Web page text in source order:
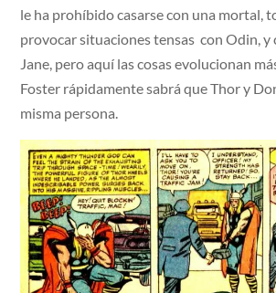
le ha prohíbido casarse con una mortal,
provocar situaciones tensas con Odin, y
Jane, pero aquí las cosas evolucionan
Foster rápidamente sabrá que Thor y
misma persona.